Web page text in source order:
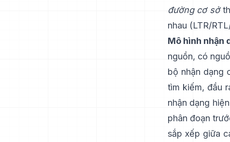
đường cơ sở
nhau (LTR/
Mô hình nhận
nguồn, có
bộ nhận dạng
tìm kiếm, đầu
nhận dạng
phân đoạn
sắp xếp giữa